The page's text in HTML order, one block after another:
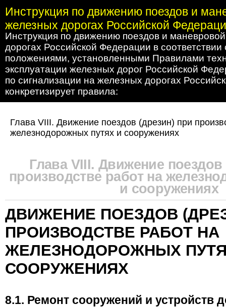
Инструкция по движению поездов и
железных дорогах Российской
Инструкция по движению поездов и
дорогах Российской Федерации в
положениями, установленными Правилами
эксплуатации железных дорог Российской
по сигнализации на железных дорогах
конкретизирует правила:
Глава VIII. Движение поездов (дрезин) при
железнодорожных путях и сооружениях
Глава VIII. Движение
производстве работ на
и сооружениях
ДВИЖЕНИЕ ПОЕЗДОВ
ПРОИЗВОДСТВЕ РАБОТ НА
ЖЕЛЕЗНОДОРОЖНЫХ
СООРУЖЕНИЯХ
8.1. Ремонт сооружений и устройств